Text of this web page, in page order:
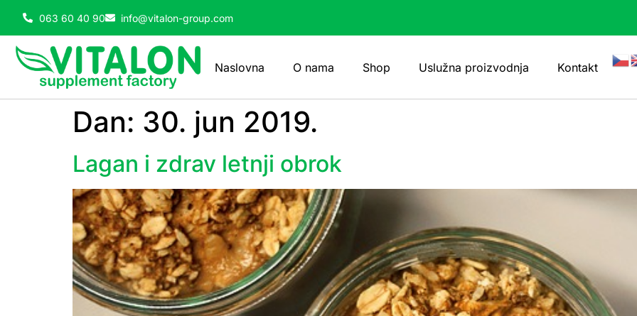
063 60 40 90 info@vitalon-group.com
Naslovna O nama Shop Uslužna proizvodnja Kontakt
Dan: 30. jun 2019.
Lagan i zdrav letnji obrok